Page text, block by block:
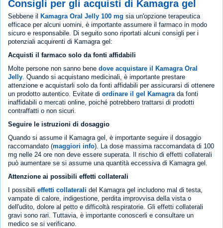
Consigli per gli acquisti di Kamagra gel
Sebbene il Kamagra Oral Jelly 100 mg sia un'opzione terapeutica
efficace per alcuni uomini, è importante assumere il farmaco in modo
sicuro e responsabile. Di seguito sono riportati alcuni consigli per i
potenziali acquirenti di Kamagra gel:
Acquisti il farmaco solo da fonti affidabili
Molte persone non sanno bene dove acquistare il Kamagra Oral
Jelly . Quando si acquistano medicinali, è importante prestare
attenzione e acquistarli solo da fonti affidabili per assicurarsi di ottenere
un prodotto autentico. Evitate di ordinare il gel Kamagra da fonti
inaffidabili o mercati online, poiché potrebbero trattarsi di prodotti
contraffatti o non sicuri.
Seguire le istruzioni di dosaggio
Quando si assume il Kamagra gel, è importante seguire il dosaggio
raccomandato (maggiori info). La dose massima raccomandata di 100
mg nelle 24 ore non deve essere superata. Il rischio di effetti collaterali
può aumentare se si assume una quantità eccessiva di Kamagra gel.
Attenzione ai possibili effetti collaterali
I possibili effetti collaterali del Kamagra gel includono mal di testa,
vampate di calore, indigestione, perdita improvvisa della vista o
dell'udito, dolore al petto e difficoltà respiratorie. Gli effetti collaterali
gravi sono rari. Tuttavia, è importante conoscerli e consultare un
medico se si verificano.